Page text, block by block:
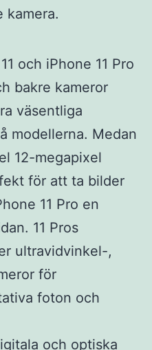
kamera.
och iPhone 11 Pro
bakre kameror
väsentliga
modellerna. Medan
12-megapixel
för att ta bilder
11 Pro en
11 Pros
ultravidvinkel-,
för
foton och
och optiska